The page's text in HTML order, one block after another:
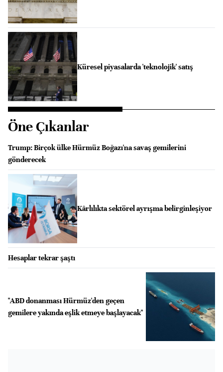
Küresel piyasalarda 'teknolojik' satış
Öne Çıkanlar
Trump: Birçok ülke Hürmüz Boğazı'na savaş gemilerini
gönderecek
Kârlılıkta sektörel ayrışma belirginleşiyor
Hesaplar tekrar şaştı
"ABD donanması Hürmüz'den geçen
gemilere yakında eşlik etmeye başlayacak"